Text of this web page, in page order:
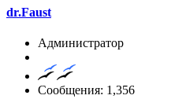
dr.Faust
Администратор
Сообщения: 1,356